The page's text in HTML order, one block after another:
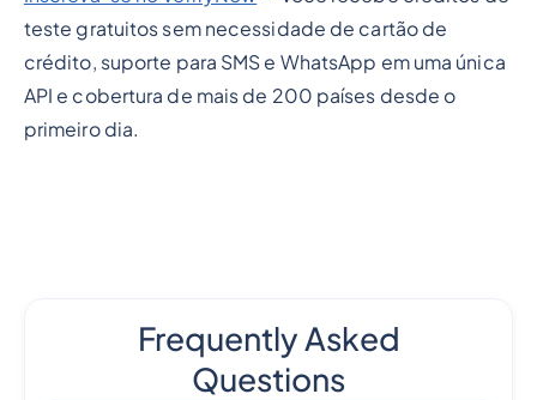
teste gratuitos sem necessidade de cartão de
crédito, suporte para SMS e WhatsApp em uma única
API e cobertura de mais de 200 países desde o
primeiro dia.
Frequently Asked
Questions